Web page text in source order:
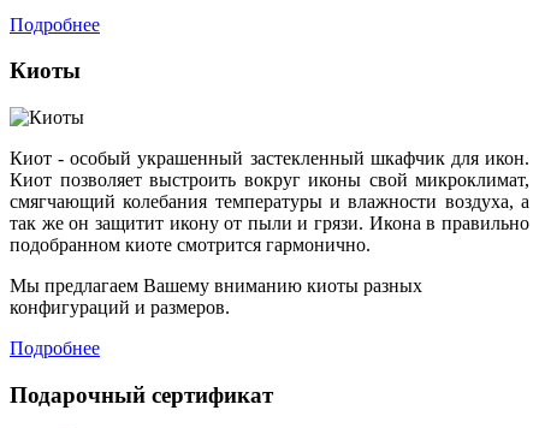
Подробнее
Киоты
Киот - особый украшенный застекленный шкафчик для икон.
Киот позволяет выстроить вокруг иконы свой микроклимат,
смягчающий колебания температуры и влажности воздуха, а
так же он защитит икону от пыли и грязи. Икона в правильно
подобранном киоте смотрится гармонично.
Мы предлагаем Вашему вниманию киоты разных
конфигураций и размеров.
Подробнее
Подарочный сертификат